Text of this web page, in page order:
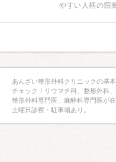
やすい人柄の院
あんざい整形外科クリニックの基
チェック！リウマチ科、整形外科
整形外科専門医、麻酔科専門医が
土曜日診察・駐車場あり。